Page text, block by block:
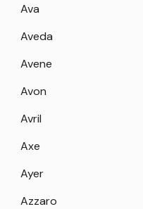
Ava
Aveda
Avene
Avon
Avril
Axe
Ayer
Azzaro